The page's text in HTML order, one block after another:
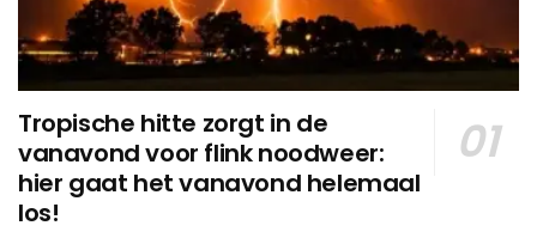
Tropische hitte zorgt in de
vanavond voor flink noodweer:
hier gaat het vanavond helemaal
los!